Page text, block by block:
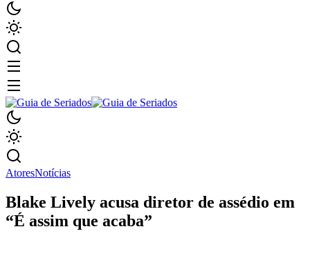
AtoresNotícias
Blake Lively acusa diretor de assédio em
“É assim que acaba”